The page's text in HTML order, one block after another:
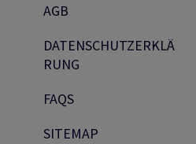
AGB
DATENSCHUTZERKLÄ
RUNG
FAQS
SITEMAP